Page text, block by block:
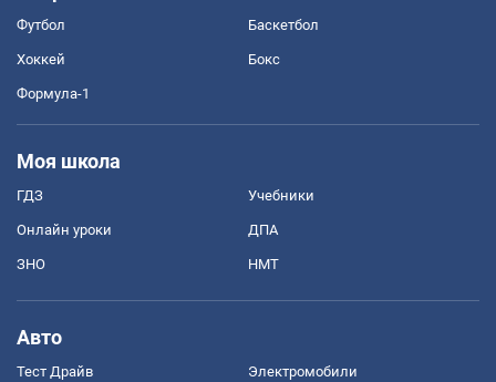
Футбол Баскетбол
Хоккей Бокс
Формула-1
Моя школа
ГДЗ Учебники
Онлайн уроки ДПА
ЗНО НМТ
Авто
Тест Драйв Электромобили